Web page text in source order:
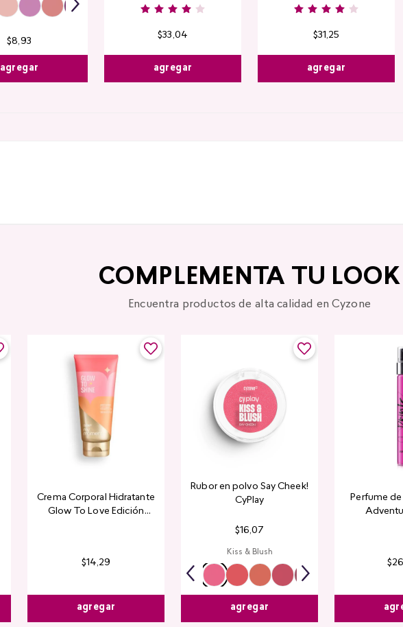
$8,93
agregar
$33 ,04
agregar
$31,25
agregar
Burgundy
Rose Pink Dusty
COMPLEMENTA TU LOOK
Encuentra productos de alta calidad en Cyzone
Crema Corporal Hidratante
Glow To Love Edición
$14,29
agregar
Rubor en polvo Say Cheek!
CyPlay
$16,07
Kiss & Blush
agregar
Perfume
$26